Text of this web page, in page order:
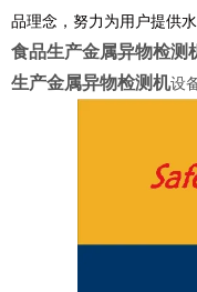
品理念，努力为用户提供
食品生产金属异物检测
生产金属异物检测机设